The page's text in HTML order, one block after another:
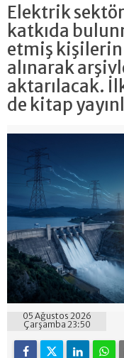
Elektrik
katkıda
etmiş kişilerin
alınarak
aktarılacak.
de kitap
05 Ağustos 2026
Çarşamba 23:50